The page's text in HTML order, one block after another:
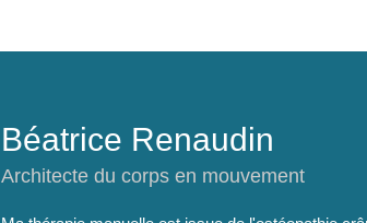
Béatrice Renaudin
Architecte du corps en mouvement